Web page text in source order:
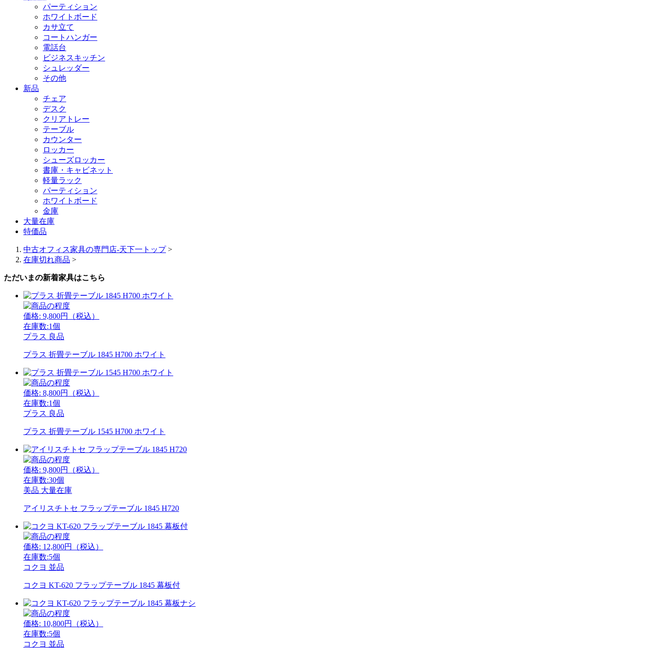
パーティション
ホワイトボード
カサ立て
コートハンガー
電話台
ビジネスキッチン
シュレッダー
その他
新品
チェア
デスク
クリアトレー
テーブル
カウンター
ロッカー
シューズロッカー
書庫・キャビネット
軽量ラック
パーティション
ホワイトボード
金庫
大量在庫
特価品
中古オフィス家具の専門店-天下一トップ>
在庫切れ商品 >
ただいまの新着家具はこちら
価格: 9,800円（税込）
在庫数:1個
プラス 良品
プラス 折畳テーブル 1845 H700 ホワイト
価格: 8,800円（税込）
在庫数:1個
プラス 良品
プラス 折畳テーブル 1545 H700 ホワイト
価格: 9,800円（税込）
在庫数:30個
美品 大量在庫
アイリスチトセ フラップテーブル 1845 H720
価格: 12,800円（税込）
在庫数:5個
コクヨ 並品
コクヨ KT-620 フラップテーブル 1845 幕板付
価格: 10,800円（税込）
在庫数:5個
コクヨ 並品